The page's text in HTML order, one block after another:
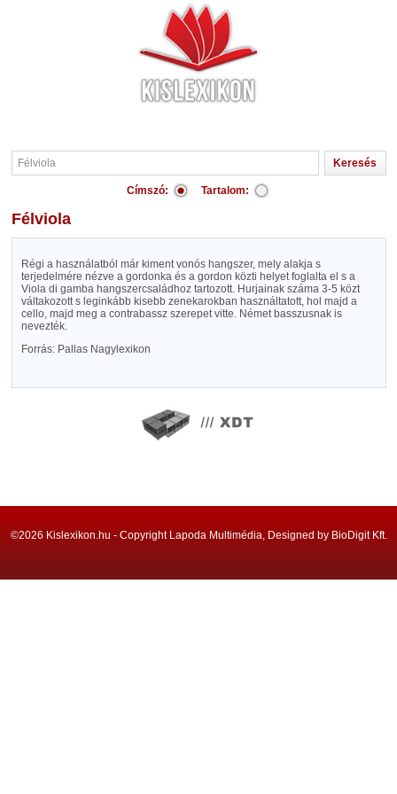
Címszó: Tartalom:
Félviola
Régi a használatból már kiment vonós hangszer, mely alakja s
terjedelmére nézve a gordonka és a gordon közti helyet foglalta el s a
Viola di gamba hangszercsaládhoz tartozott. Hurjainak száma 3-5 közt
váltakozott s leginkább kisebb zenekarokban használtatott, hol majd a
cello, majd meg a contrabassz szerepet vitte. Német basszusnak is
nevezték.
Forrás: Pallas Nagylexikon
©2026 Kislexikon.hu - Copyright Lapoda Multimédia, Designed by BioDigit Kft.